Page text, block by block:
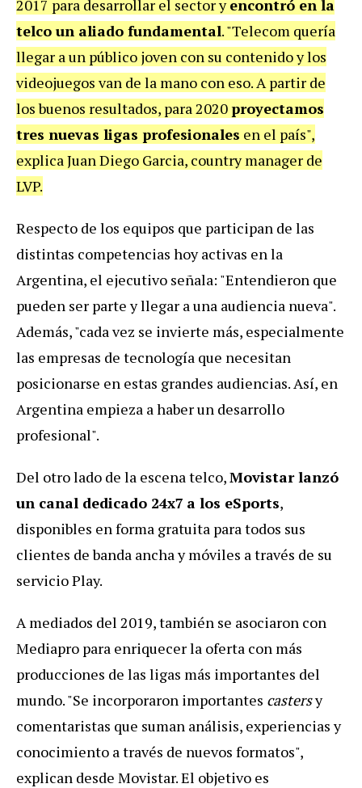
2017 para desarrollar el sector yencontró en la
telco un aliado fundamental. "Telecom quería
llegar a un público joven con su contenido y los
videojuegos van de la mano con eso. A partir de
los buenos resultados, para 2020proyectamos
tres nuevas ligas profesionales en el país",
explica Juan Diego Garcia, country manager de
LVP.
Respecto de los equipos que participan de las
distintas competencias hoy activas en la
Argentina, el ejecutivo señala: "Entendieron que
pueden ser parte y llegar a una audiencia nueva".
Además, "cada vez se invierte más, especialmente
las empresas de tecnología que necesitan
posicionarse en estas grandes audiencias. Así, en
Argentina empieza a haber un desarrollo
profesional".
Del otro lado de la escena telco,Movistar lanzó
un canal dedicado 24x7 a los eSports,
disponibles en forma gratuita para todos sus
clientes de banda ancha y móviles a través de su
servicio Play.
A mediados del 2019, también se asociaron con
Mediapro para enriquecer la oferta con más
producciones de las ligas más importantes del
mundo. "Se incorporaron importantes castersy
comentaristas que suman análisis, experiencias y
conocimiento a través de nuevos formatos",
explican desde Movistar. El objetivo es